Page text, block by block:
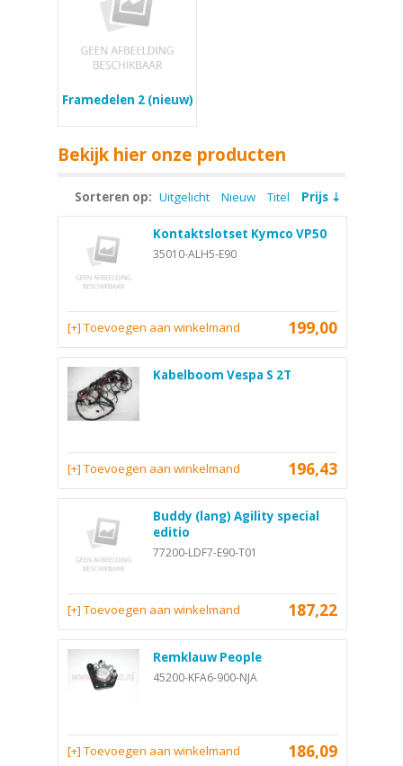
Framedelen 2 (nieuw)
Bekijk hier onze producten
Sorteren op: Uitgelicht Nieuw Titel Prijs
Kontaktslotset Kymco VP50
35010-ALH5-E90
199,00
[+] Toevoegen aan winkelmand
Kabelboom Vespa S 2T
196,43
[+] Toevoegen aan winkelmand
Buddy (lang) Agility special
editio
77200-LDF7-E90-T01
187,22
[+] Toevoegen aan winkelmand
Remklauw People
45200-KFA6-900-NJA
186,09
[+] Toevoegen aan winkelmand